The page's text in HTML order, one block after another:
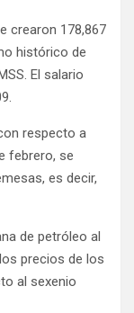
crearon 178,867
histórico de
El salario
respecto a
febrero, se
es decir,
de petróleo al
precios de los
al sexenio